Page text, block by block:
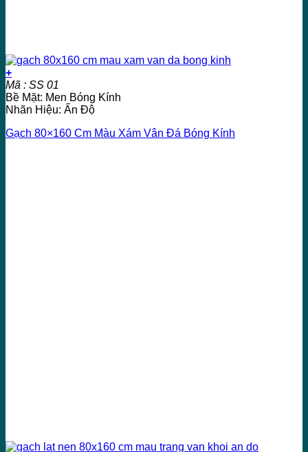
+
Mã : SS 01
Bề Mặt: Men Bóng Kính
Nhãn Hiệu: Ấn Độ
Gạch 80×160 Cm Màu Xám Vân Đá Bóng Kính